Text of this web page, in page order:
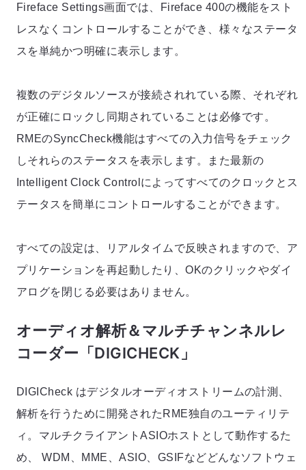
Fireface Settings画面では、Fireface 400の機能をスト
レスなくコントロールすることができ、様々なステータ
スを単純かつ明確に表示します。
複数のデジタルソースが接続されれている際、それぞれ
が正確にロックし同期されていることは必修です。
RMEのSyncCheck機能はすべての入力信号をチェック
しそれらのステータスを表示します。また最新の
Intelligent Clock Controlによってすべてのクロックとス
テータスを簡単にコントロールすることができます。
すべての設定は、リアルタイムで反映されますので、ア
プリケーションを再起動したり、OKのクリックやダイ
アログを閉じる必要はありません。
オーディオ解析＆マルチチャンネルレ
コーダー「DIGICHECK」
DIGICheck はデジタルオーディオストリームの計測、
解析を行うために開発されたRME独自のユーティリテ
ィ。マルチクライアントASIOホストとして動作するた
め、 WDM、MME、ASIO、GSIFなどどんなソフトウェ